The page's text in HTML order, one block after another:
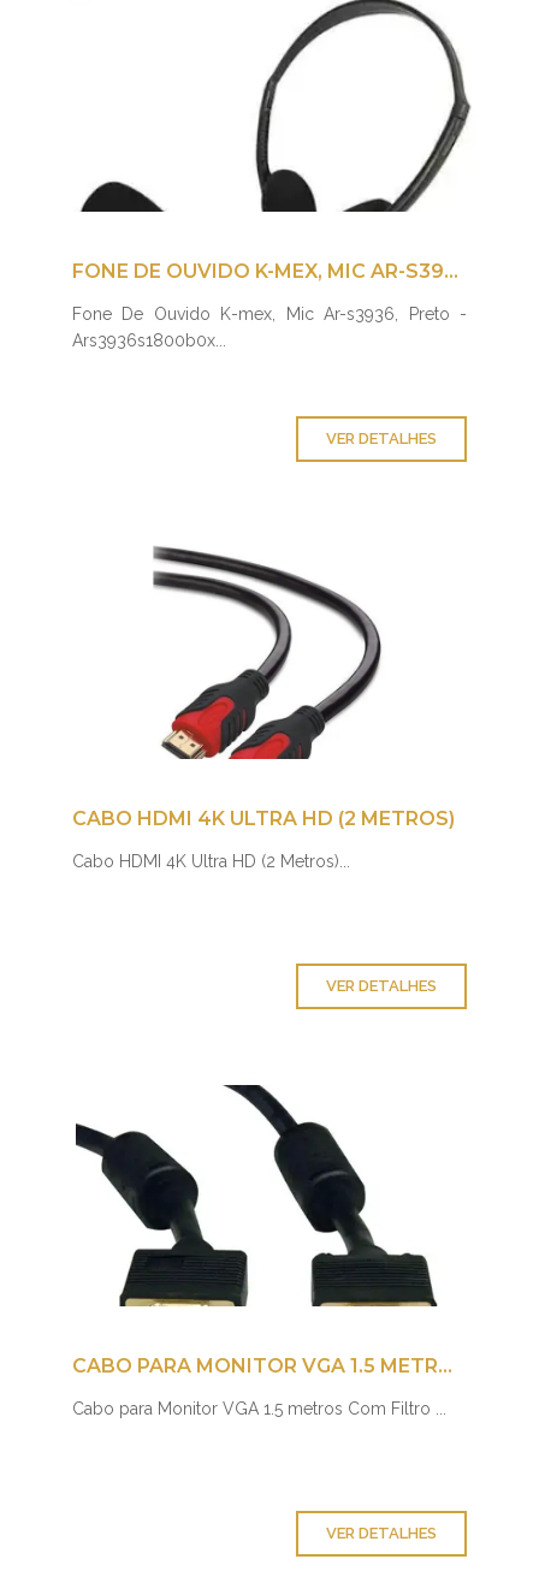
FONE DE OUVIDO K-MEX, MIC AR-S3936, PRETO - ARS3936S1800B0X
Fone De Ouvido K-mex, Mic Ar-s3936, Preto -
Ars3936s1800b0x...
VER DETALHES
CABO HDMI 4K ULTRA HD (2 METROS)
Cabo HDMI 4K Ultra HD (2 Metros)...
VER DETALHES
CABO PARA MONITOR VGA 1.5 METROS COM FILTRO
Cabo para Monitor VGA 1.5 metros Com Filtro ...
VER DETALHES